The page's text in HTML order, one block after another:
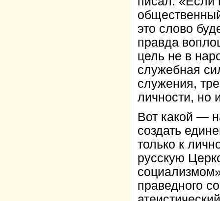
это слово
правда
цель не в
служебная
служения,
личности, но
Вот какой —
создать
только к
русскую
праведного